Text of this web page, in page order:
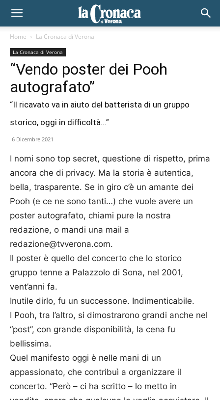
Home La Cronaca di Verona
La Cronaca di Verona
“Vendo poster dei Pooh
autografato”
“Il ricavato va in aiuto del batterista di un gruppo
storico, oggi in difficoltà...”
6 Dicembre 2021
I nomi sono top secret, questione di rispetto, prima
ancora che di privacy. Ma la storia è autentica,
bella, trasparente. Se in giro c’è un amante dei
Pooh (e ce ne sono tanti…) che vuole avere un
poster autografato, chiami pure la nostra
redazione, o mandi una mail a
redazione@tvverona.com.
Il poster è quello del concerto che lo storico
gruppo tenne a Palazzolo di Sona, nel 2001,
vent’anni fa.
Inutile dirlo, fu un successone. Indimenticabile.
I Pooh, tra l’altro, si dimostrarono grandi anche nel
“post”, con grande disponibilità, la cena fu
bellissima.
Quel manifesto oggi è nelle mani di un
appassionato, che contribuì a organizzare il
concerto. “Però – ci ha scritto – lo metto in